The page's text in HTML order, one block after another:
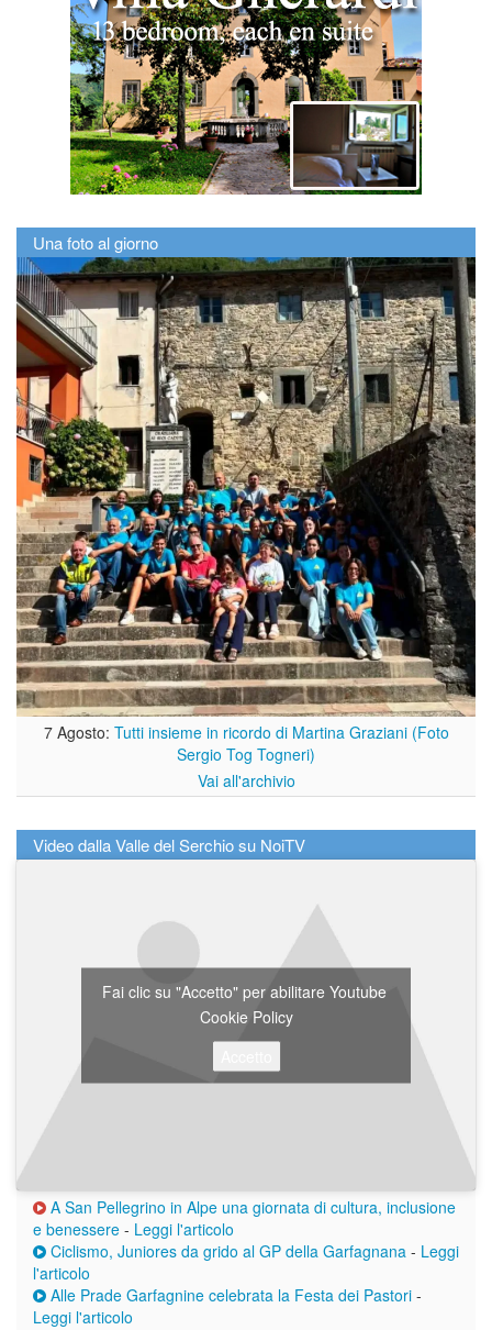
Una foto al giorno
7 Agosto: Tutti insieme in ricordo di Martina Graziani (Foto
Sergio Tog Togneri)
Vai all'archivio
Video dalla Valle del Serchio su NoiTV
Fai clic su "Accetto" per abilitare Youtube
Cookie Policy
A San Pellegrino in Alpe una giornata di cultura, inclusione
e benessere - Leggi l'articolo
Ciclismo, Juniores da grido al GP della Garfagnana - Leggi
l'articolo
Alle Prade Garfagnine celebrata la Festa dei Pastori -
Leggi l'articolo